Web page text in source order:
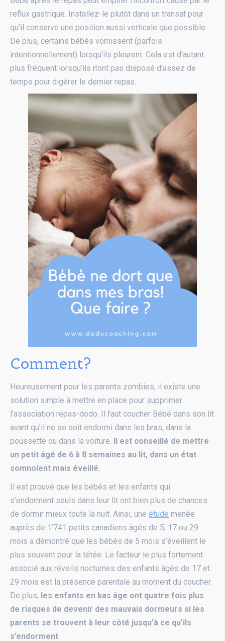
reflux gastrique. Installez-le plutôt dans un transat pour
qu’il conserve une position aussi verticale que possible.
De plus, certains bébés vomissent (parfois
intentionnellement) lorsqu’ils pleurent. Cela est d’autant
plus fréquent lorsqu’ils n’ont pas disposé d’assez de
temps pour digérer le dernier repas.
Comment?
Heureusement pour les parents zombies, il existe une
solution simple à mettre en place pour supprimer
l’association repas-dodo. Il faut coucher Bébé dans son lit
avant qu’il ne se soit endormi dans les bras, dans la
poussette ou dans la voiture. Il est conseillé de mettre
un petit âgé de 6 à 8 semaines au lit, dans un état
somnolent mais éveillé.
Il est prouvé que les bébés et les enfants qui
s’endorment seuls dans leur lit ont bien plus de chances
de dormir mieux toute la nuit. Ainsi, une étude menée
auprès de 1’741 petits canadiens âgés de 5, 17 ou 29
mois a démontré que les bébés de 5 mois s’éveillent le
plus souvent pour la tétée. Le facteur le plus fortement
associé aux réveils nocturnes des enfants âgés de 17 et
29 mois est la présence parentale au moment du coucher.
De plus, les enfants en bas âge ont quatre fois plus
de risques de devenir des mauvais dormeurs si les
parents se trouvent à leur côté jusqu’à ce qu’ils
s’endorment.